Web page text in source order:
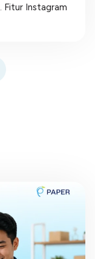
Fitur Instagram